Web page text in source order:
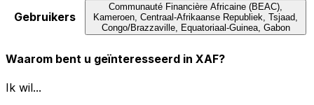
Gebruikers
Communauté Financière Africaine (BEAC),
Kameroen, Centraal-Afrikaanse Republiek, Tsjaad,
Congo/Brazzaville, Equatoriaal-Guinea, Gabon
Waarom bent u geïnteresseerd in XAF?
Ik wil...